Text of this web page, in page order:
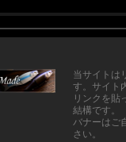
当サイトは
す。サイト
リンクを貼
結構です。
バナーはご
さい。